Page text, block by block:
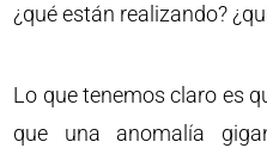
¿qué están realizando?
Lo que tenemos claro es
que una anomalía